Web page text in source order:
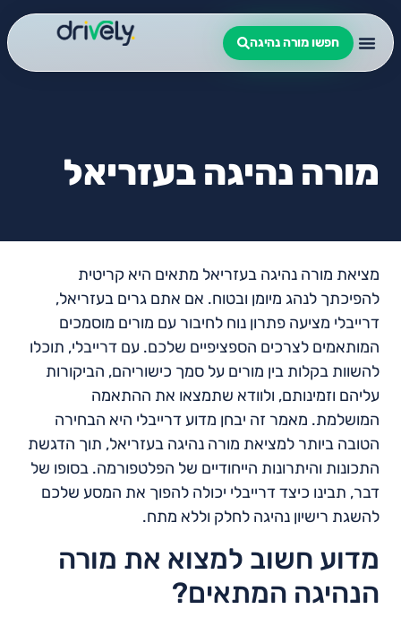
חפשו מורה נהיגה
מורה נהיגה בעזריאל
מציאת מורה נהיגה בעזריאל מתאים היא קריטית
להפיכתך לנהג מיומן ובטוח. אם אתם גרים בעזריאל,
דרייבלי מציעה פתרון נוח לחיבור עם מורים מוסמכים
המותאמים לצרכים הספציפיים שלכם. עם דרייבלי, תוכלו
להשוות בקלות בין מורים על סמך כישוריהם, הביקורות
עליהם וזמינותם, ולוודא שתמצאו את ההתאמה
המושלמת. מאמר זה יבחן מדוע דרייבלי היא הבחירה
הטובה ביותר למציאת מורה נהיגה בעזריאל, תוך הדגשת
התכונות והיתרונות הייחודיים של הפלטפורמה. בסופו של
דבר, תבינו כיצד דרייבלי יכולה להפוך את המסע שלכם
להשגת רישיון נהיגה לחלק וללא מתח.
מדוע חשוב למצוא את מורה
הנהיגה המתאים?